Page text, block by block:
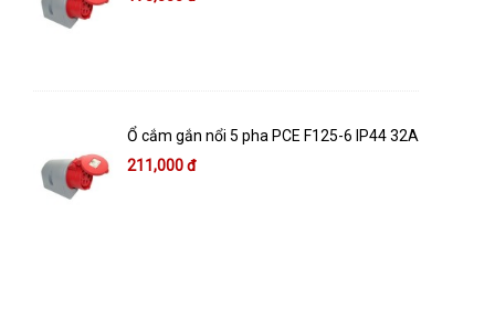
Ổ cắm gắn nổi 5 pha PCE F125-6 IP44 32A
211,000 đ